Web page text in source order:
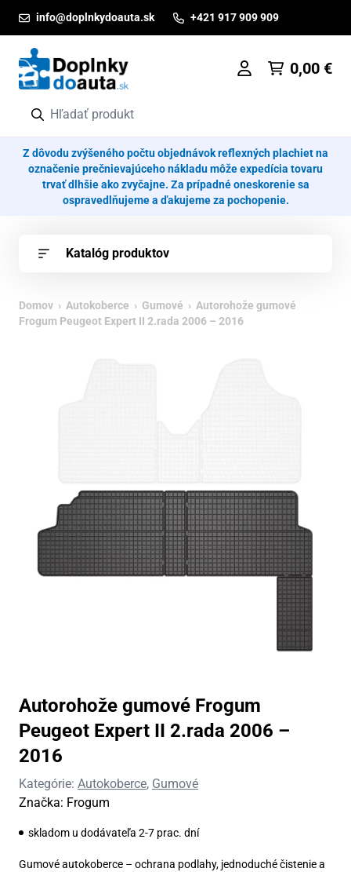
info@doplnkydoauta.sk +421 917 909 909
0,00 €
Z dôvodu zvýšeného počtu objednávok reflexných plachiet na
označenie prečnievajúceho nákladu môže expedícia tovaru
trvať dlhšie ako zvyčajne. Za prípadné oneskorenie sa
ospravedlňujeme a ďakujeme za pochopenie.
Katalóg produktov
Domov › Autokoberce › Gumové › Autorohože gumové
Frogum Peugeot Expert II 2.rada 2006 – 2016
Autorohože gumové Frogum
Peugeot Expert II 2.rada 2006 –
2016
Kategórie: Autokoberce, Gumové
Značka: Frogum
skladom u dodávateľa 2-7 prac. dní
Gumové autokoberce – ochrana podlahy, jednoduché čistenie a